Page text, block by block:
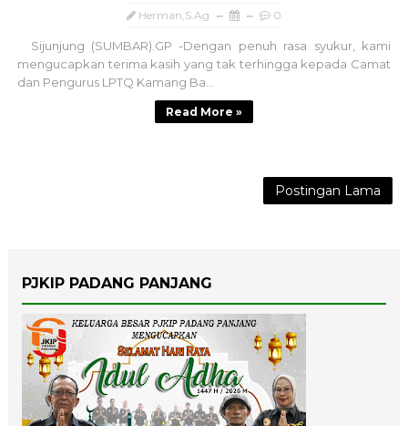
Herman,S.Ag 0
Sijunjung (SUMBAR).GP -Dengan penuh rasa syukur, kami
mengucapkan terima kasih yang tak terhingga kepada Camat
dan Pengurus LPTQ Kamang Ba...
Read More »
Postingan Lama
PJKIP PADANG PANJANG